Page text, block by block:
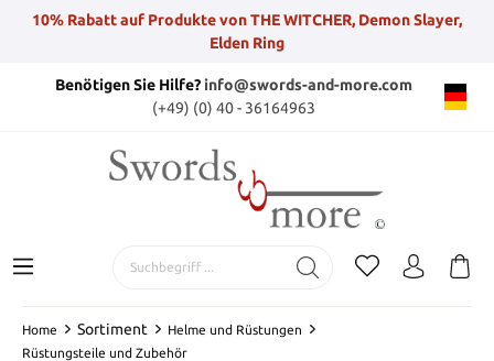
10% Rabatt auf Produkte von THE WITCHER, Demon Slayer,
Elden Ring
Benötigen Sie Hilfe?info@swords-and-more.com
(+49) (0) 40 - 36164963
Home Sortiment
Helme und Rüstungen
Rüstungsteile und Zubehör